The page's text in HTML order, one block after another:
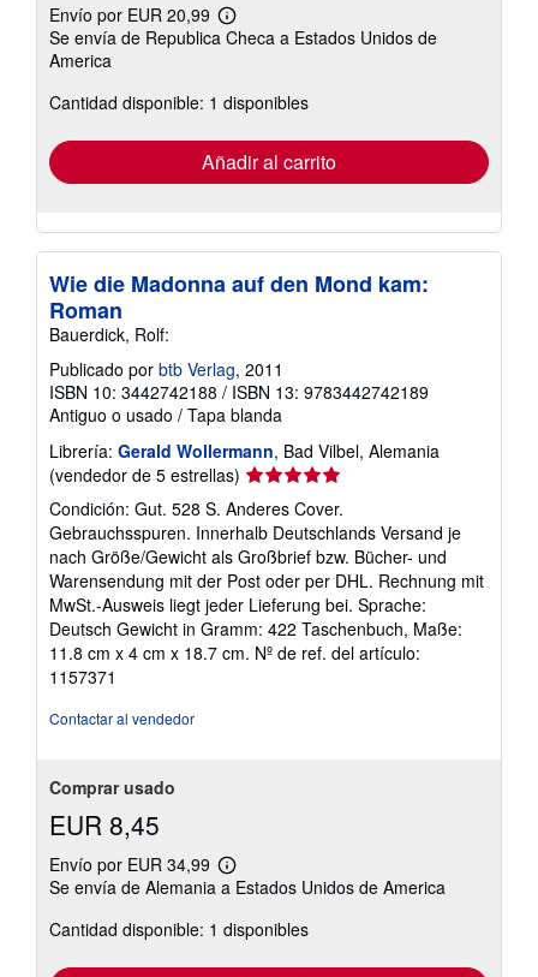
Envío por EUR 20,99
Más
información
tarifas
de
Se envía de Republica Checa a Estados Unidos de
America
Cantidad disponible: 1 disponibles
Añadir al carrito
Wie die Madonna auf den Mond kam:
Roman
Bauerdick, Rolf:
Publicado por btb Verlag, 2011
ISBN 10: 3442742188 / ISBN 13: 9783442742189
Antiguo o usado / Tapa blanda
Librería: Gerald Wollermann, Bad Vilbel, Alemania
(vendedor de 5 estrellas) Calificación
del
vendedor:
5
de
5
estrellas
Condición: Gut. 528 S. Anderes Cover.
Gebrauchsspuren. Innerhalb Deutschlands Versand je
nach Größe/Gewicht als Großbrief bzw. Bücher- und
Warensendung mit der Post oder per DHL. Rechnung mit
MwSt.-Ausweis liegt jeder Lieferung bei. Sprache:
Deutsch Gewicht in Gramm: 422 Taschenbuch, Maße:
11.8 cm x 4 cm x 18.7 cm. Nº de ref. del artículo:
1157371
Contactar al vendedor
Comprar usado
EUR 8,45
Envío por EUR 34,99
Más
información
las
tarifas
Se envía de Alemania a Estados Unidos de America
Cantidad disponible: 1 disponibles